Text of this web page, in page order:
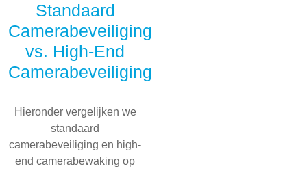
Standaard
Camerabeveiliging
vs. High-End
Camerabeveiliging
Hieronder vergelijken we
standaard
camerabeveiliging en high-
end camerabewaking op